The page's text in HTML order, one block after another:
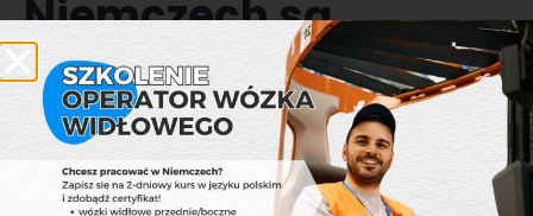
Niemczech są
zróżnicowane i zależą
od wielu czynników.
Kluczowe jest